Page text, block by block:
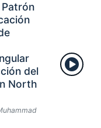
del
North